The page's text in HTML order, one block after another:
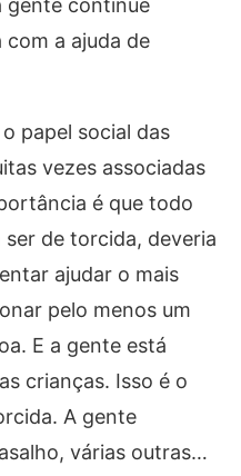
gente continue
a ajuda de
papel social das
vezes associadas
é que todo
de torcida, deveria
ajudar o mais
pelo menos um
E a gente está
crianças. Isso é o
A gente
várias outras…